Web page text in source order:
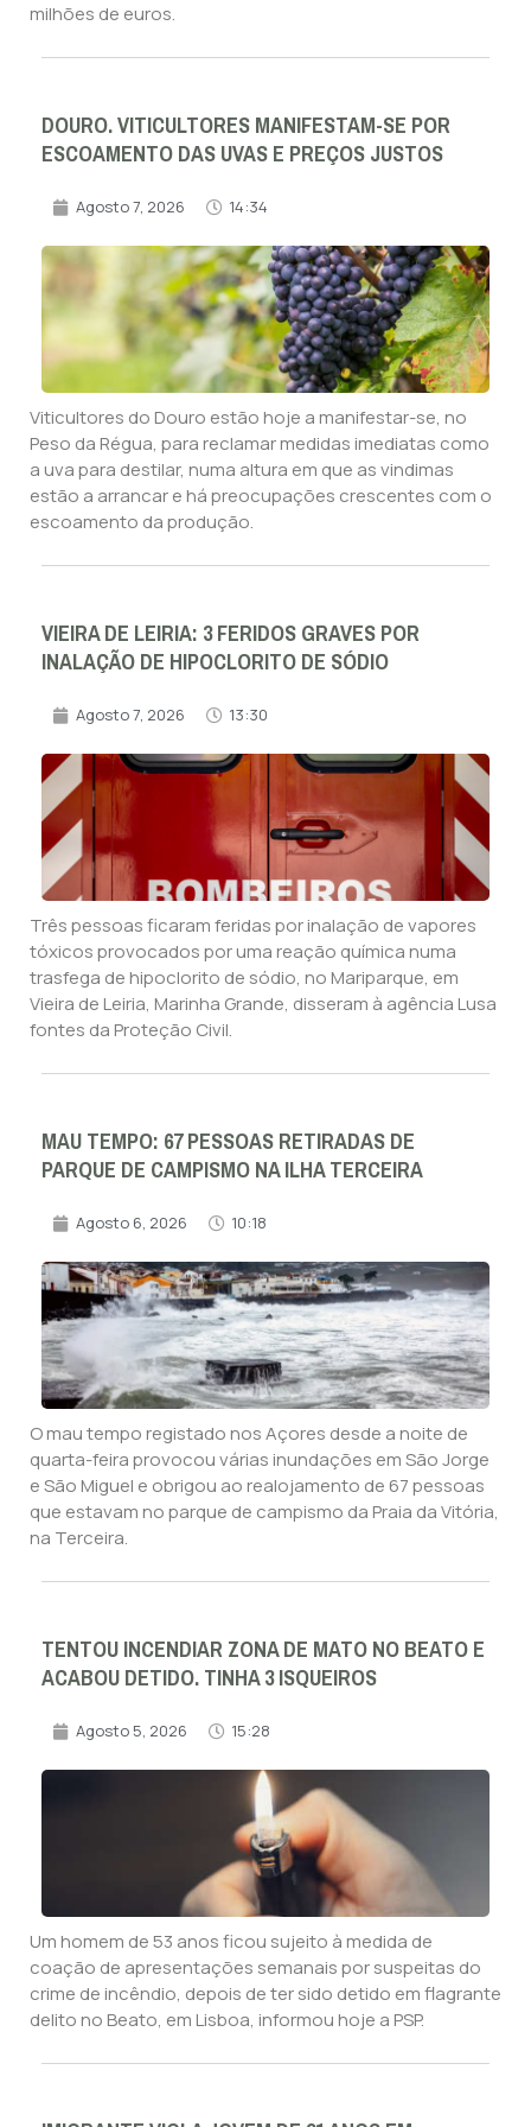
milhões de euros.
DOURO. VITICULTORES MANIFESTAM-SE POR
ESCOAMENTO DAS UVAS E PREÇOS JUSTOS
Agosto 7, 2026 14:34
Viticultores do Douro estão hoje a manifestar-se, no
Peso da Régua, para reclamar medidas imediatas como
a uva para destilar, numa altura em que as vindimas
estão a arrancar e há preocupações crescentes com o
escoamento da produção.
VIEIRA DE LEIRIA: 3 FERIDOS GRAVES POR
INALAÇÃO DE HIPOCLORITO DE SÓDIO
Agosto 7, 2026 13:30
Três pessoas ficaram feridas por inalação de vapores
tóxicos provocados por uma reação química numa
trasfega de hipoclorito de sódio, no Mariparque, em
Vieira de Leiria, Marinha Grande, disseram à agência Lusa
fontes da Proteção Civil.
MAU TEMPO: 67 PESSOAS RETIRADAS DE
PARQUE DE CAMPISMO NA ILHA TERCEIRA
Agosto 6, 2026 10:18
O mau tempo registado nos Açores desde a noite de
quarta-feira provocou várias inundações em São Jorge
e São Miguel e obrigou ao realojamento de 67 pessoas
que estavam no parque de campismo da Praia da Vitória,
na Terceira.
TENTOU INCENDIAR ZONA DE MATO NO BEATO E
ACABOU DETIDO. TINHA 3 ISQUEIROS
Agosto 5, 2026 15:28
Um homem de 53 anos ficou sujeito à medida de
coação de apresentações semanais por suspeitas do
crime de incêndio, depois de ter sido detido em flagrante
delito no Beato, em Lisboa, informou hoje a PSP.